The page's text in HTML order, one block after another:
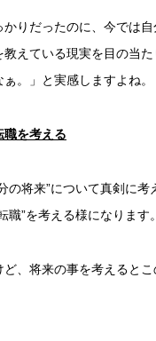
りだったのに、今では
えている現実を目の当
。」と実感しますよね。
を考える
の将来”について真剣に考
職”を考える様になります。
ど、将来の事を考えると